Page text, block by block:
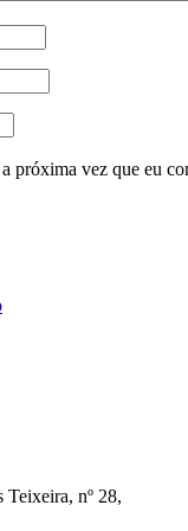
próxima vez que eu
Teixeira, nº 28,